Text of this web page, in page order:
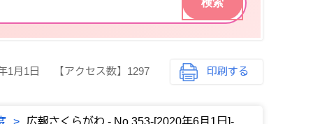
1月1日 【アクセス数】 1297 印刷する
> 広報さくらがわ - No.353-[2020年6月1日]-